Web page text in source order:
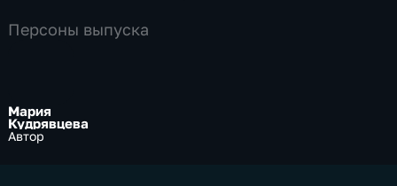
Персоны выпуска
Мария
Кудрявцева
Автор